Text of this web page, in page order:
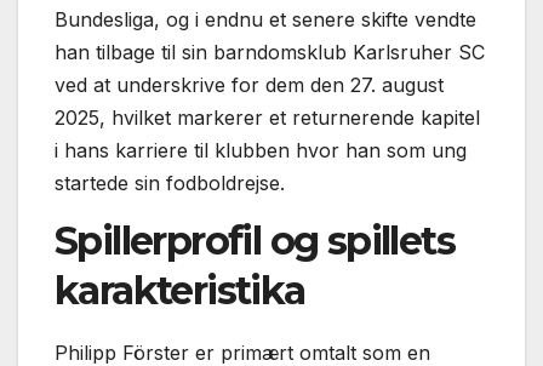
Bundesliga, og i endnu et senere skifte vendte
han tilbage til sin barndomsklub Karlsruher SC
ved at underskrive for dem den 27. august
2025, hvilket markerer et returnerende kapitel
i hans karriere til klubben hvor han som ung
startede sin fodboldrejse.
Spillerprofil og spillets
karakteristika
Philipp Förster er primært omtalt som en